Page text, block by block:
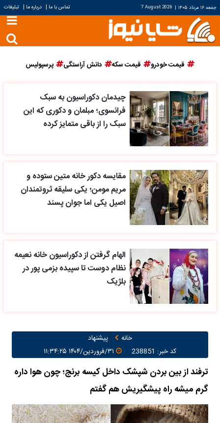
جمعه ۱۶ مرداد ۱۴۰۵ |
7 August 2026 تماس با ما | درباره ما | تبلیغات
قیمت خودرو قیمت سکه دانش آراستگی پرسپولیس
چیدمان دکوراسیون به سبک
فرانسوی؛ مبلمان و دکوری که این
سبک را از باقی متمایز کرده
مقایسه دکور خانه متین ستوده و
مریم مومن؛ یکی سلیقه ثروتمندان
اصیل یکی اما جوان پسند
الهام گرفتن از دکوراسیون خانه نعیمه
نظام دوست تا سپیده بزمی پور در
بلژیک
خانه
پیشنهاد
کد خبر: 238851
ترفند از بین بردن شپشک داخل کیسه برنج؛ چون هوا داره
گرم میشه راه پیشگیریش هم گفتم